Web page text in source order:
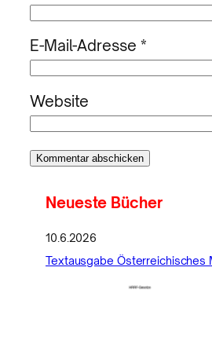
E-Mail-Adresse *
Website
Neueste Bücher
10.6.2026
Textausgabe Österreichisches